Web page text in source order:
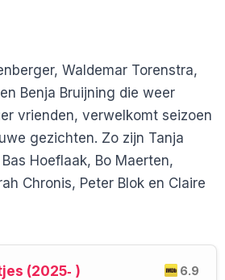
Waldemar Torenstra,
Benja Bruijning die weer
vrienden, verwelkomt seizoen
gezichten. Zo zijn Tanja
Hoeflaak, Bo Maerten,
Chronis, Peter Blok en Claire
6.9
(2025‑ )